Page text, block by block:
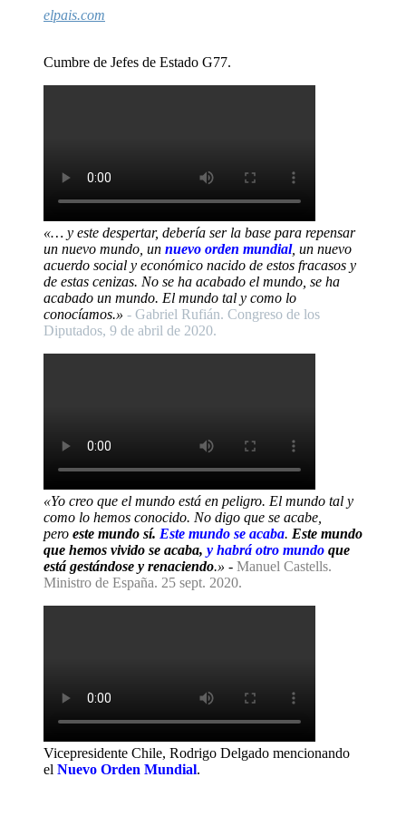
elpais.com
Cumbre de Jefes de Estado G77.
«… y este despertar, debería ser la base para repensar
un nuevo mundo, un nuevo orden mundial, un nuevo
acuerdo social y económico nacido de estos fracasos y
de estas cenizas. No se ha acabado el mundo, se ha
acabado un mundo. El mundo tal y como lo
conocíamos.» - Gabriel Rufián. Congreso de los
Diputados, 9 de abril de 2020.
«Yo creo que el mundo está en peligro. El mundo tal y
como lo hemos conocido. No digo que se acabe,
pero este mundo sí. Este mundo se acaba. Este mundo
que hemos vivido se acaba, y habrá otro mundo que
está gestándose y renaciendo.» - Manuel Castells.
Ministro de España. 25 sept. 2020.
Vicepresidente Chile, Rodrigo Delgado mencionando
el Nuevo Orden Mundial.